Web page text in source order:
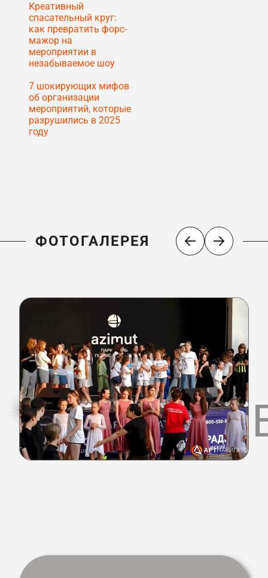
Креативный
спасательный круг:
как превратить форс-
мажор на
мероприятии в
незабываемое шоу
7 шокирующих мифов
об организации
мероприятий, которые
разрушились в 2025
году
ФОТОГАЛЕРЕЯ